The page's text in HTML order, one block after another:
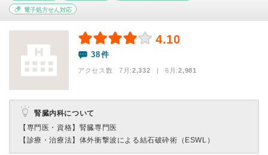
電子処方せん対応
4.10
38件
アクセス数 7月:2,332 | 6月:2,981
腎臓内科について
【専門医・資格】 腎臓専門医
【診療・治療法】 体外衝撃波による結石破砕術（ESWL）